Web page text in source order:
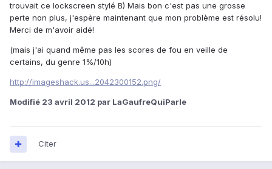
trouvait ce lockscreen stylé B) Mais bon c'est pas une grosse
perte non plus, j'espère maintenant que mon problème est résolu!
Merci de m'avoir aidé!
(mais j'ai quand même pas les scores de fou en veille de
certains, du genre 1%/10h)
http://imageshack.us...2042300152.png/
Modifié 23 avril 2012 par LaGaufreQuiParle
Citer